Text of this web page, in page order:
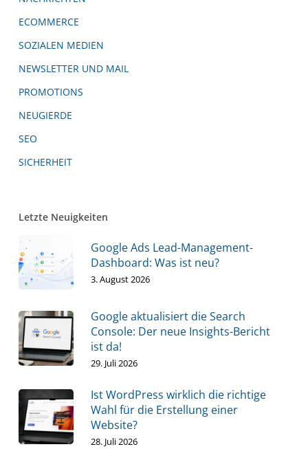
ECOMMERCE
SOZIALEN MEDIEN
NEWSLETTER UND MAIL
PROMOTIONS
NEUGIERDE
SEO
SICHERHEIT
Letzte Neuigkeiten
Google Ads Lead-Management-
Dashboard: Was ist neu?
3. August 2026
Google aktualisiert die Search
Console: Der neue Insights-Bericht
ist da!
29. Juli 2026
Ist WordPress wirklich die richtige
Wahl für die Erstellung einer
Website?
28. Juli 2026